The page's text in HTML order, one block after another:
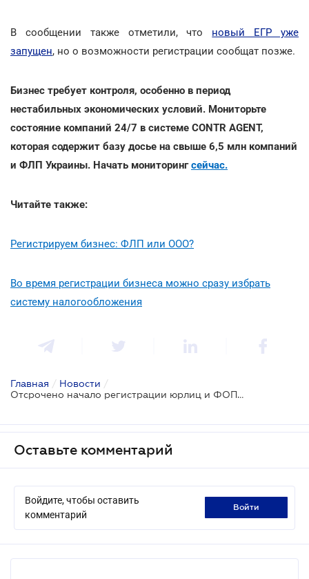
В сообщении также отметили, что новый ЕГР уже
запущен, но о возможности регистрации сообщат позже.
Бизнес требует контроля, особенно в период
нестабильных экономических условий. Мониторьте
состояние компаний 24/7 в системе CONTR AGENT,
которая содержит базу досье на свыше 6,5 млн компаний
и ФЛП Украины. Начать мониторингсейчас.
Читайте также:
Регистрируем бизнес: ФЛП или ООО?
Во время регистрации бизнеса можно сразу избрать
систему налогообложения
Главная / Новости /
Отсрочено начало регистрации юрлиц и ФОПов
Оставьте комментарий
Войдите, чтобы оставить
комментарий
войти